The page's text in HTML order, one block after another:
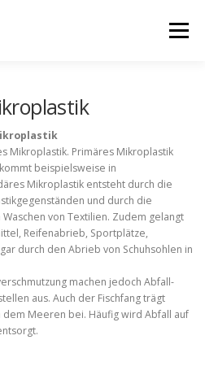
Menü
Mikroplastik. Primäres Mikroplastik
beispielsweise in
Mikroplastik entsteht durch die
und durch die
von Textilien. Zudem gelangt
Reifenabrieb, Sportplätze,
durch den Abrieb von Schuhsohlen in
machen jedoch Abfall-
aus. Auch der Fischfang trägt
Meeren bei. Häufig wird Abfall auf